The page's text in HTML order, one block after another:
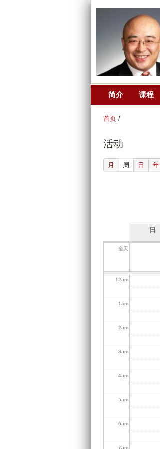
简介 课程
首页 /
活动
月 周 (active tab)
日 年
日
全天
12am
1am
2am
3am
4am
5am
6am
7am